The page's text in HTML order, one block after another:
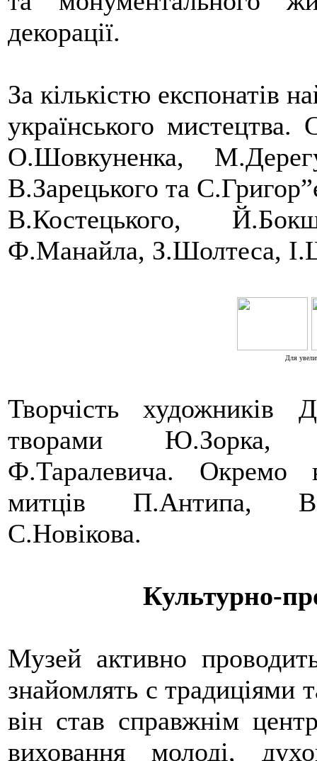
декорації.
За кількістю експонатів
українського
О.Шовкуненка,
В.Зарецького та
В.Костецького,
Ф.Манайла, З.Шолтеса,
Для
Творчість художників
творами Ю.Зорка,
Ф.Таралевича. Окремо
митців П.Антипа,
С.Новікова.
Культурно-
Музей активно
знайомлять с традиціями
він став справжнім
виховання молоді,